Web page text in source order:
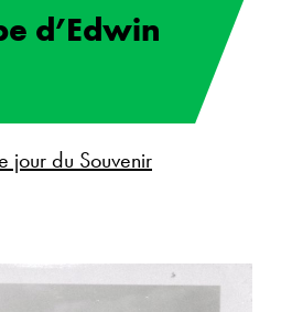
d’Edwin
jour du Souvenir